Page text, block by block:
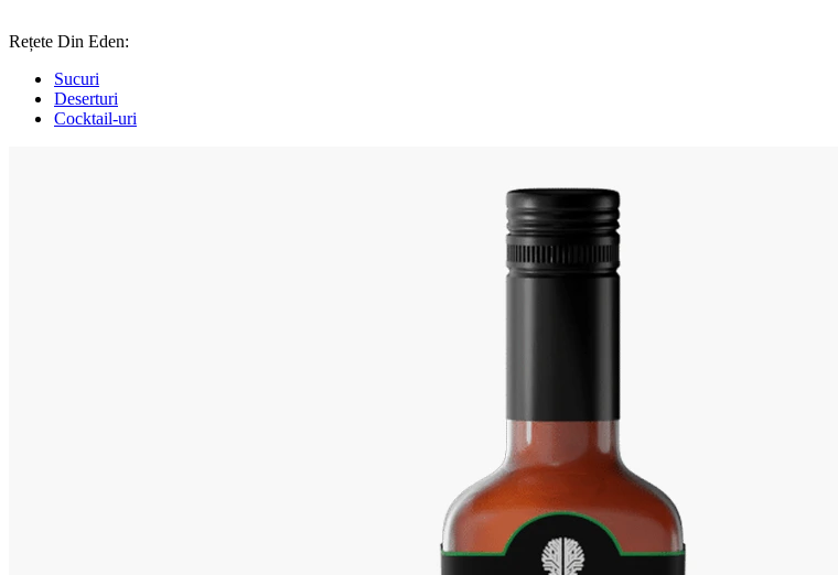
Rețete Din Eden:
Sucuri
Deserturi
Cocktail-uri